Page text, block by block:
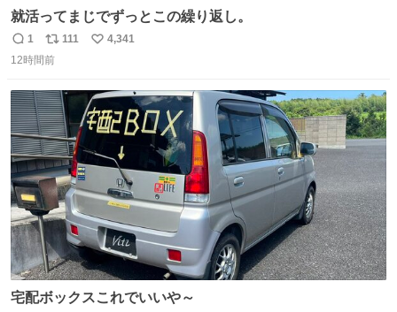
就活ってまじでずっとこの繰り返し。
返
信
1
リ
ポ
ト
数
111
い
数
4,341
12時間前
宅配ボックスこれでいいや～